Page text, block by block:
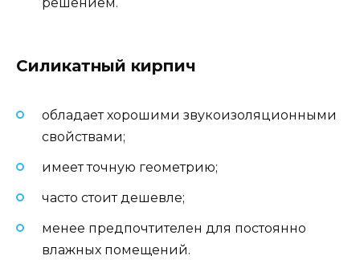
решением.
Силикатный кирпич
обладает хорошими звукоизоляционными
свойствами;
имеет точную геометрию;
часто стоит дешевле;
менее предпочтителен для постоянно
влажных помещений.